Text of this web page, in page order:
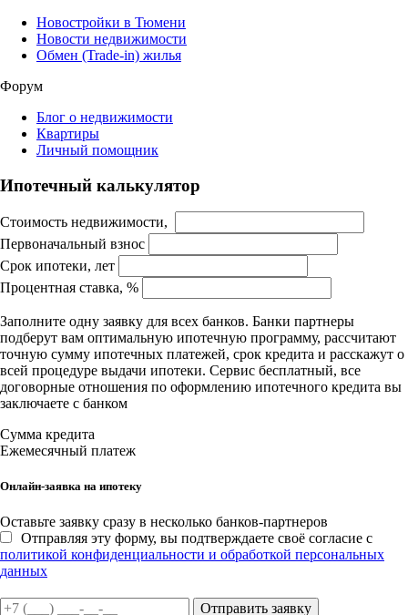
Новостройки в Тюмени
Новости недвижимости
Обмен (Trade-in) жилья
Форум
Блог о недвижимости
Квартиры
Личный помощник
Ипотечный калькулятор
Стоимость недвижимости,
Первоначальный взнос
Срок ипотеки, лет
Процентная ставка, %
Заполните одну заявку для всех банков. Банки партнеры
подберут вам оптимальную ипотечную программу, рассчитают
точную сумму ипотечных платежей, срок кредита и расскажут о
всей процедуре выдачи ипотеки. Сервис бесплатный, все
договорные отношения по оформлению ипотечного кредита вы
заключаете с банком
Сумма кредита
Ежемесячный платеж
Онлайн-заявка на ипотеку
Оставьте заявку сразу в несколько банков-партнеров
Отправляя эту форму, вы подтверждаете своё согласие с
политикой конфиденциальности и обработкой персональных
данных
Отправить заявку